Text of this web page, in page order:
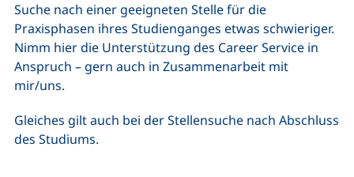
Suche nach einer geeigneten Stelle für die
Praxisphasen ihres Studienganges etwas schwieriger.
Nimm hier die Unterstützung des Career Service in
Anspruch – gern auch in Zusammenarbeit mit
mir/uns.
Gleiches gilt auch bei der Stellensuche nach Abschluss
des Studiums.